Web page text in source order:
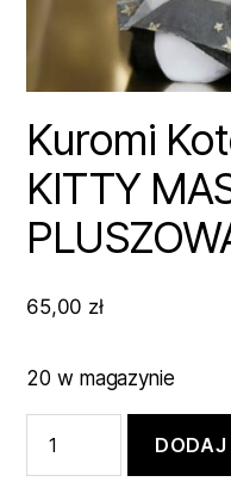
Kuromi
KITTY
65,00 zł
20 w magazynie
Kuromi
Kotek